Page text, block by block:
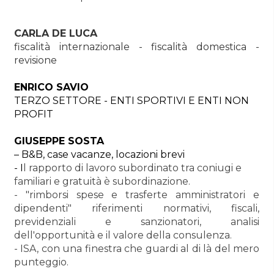
CARLA DE LUCA
fiscalità internazionale - fiscalità domestica -
revisione
ENRICO SAVIO
TERZO SETTORE - ENTI SPORTIVI E ENTI NON
PROFIT
GIUSEPPE SOSTA
– B&B, case vacanze, locazioni brevi
- I
l rapporto di lavoro subordinato tra coniugi e
familiari e gratuità è subordinazione.
- "rimborsi spese e trasferte amministratori e
dipendenti" riferimenti normativi, fiscali,
previdenziali e sanzionatori, analisi
dell'opportunità e il valore della consulenza.
- ISA, con una finestra che guardi al di là del mero
punteggio.